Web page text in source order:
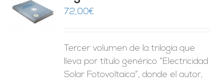
72,00€
Tercer volumen de la trilogía que
lleva por título genérico “Electricidad
Solar Fotovoltaica”, donde el autor,